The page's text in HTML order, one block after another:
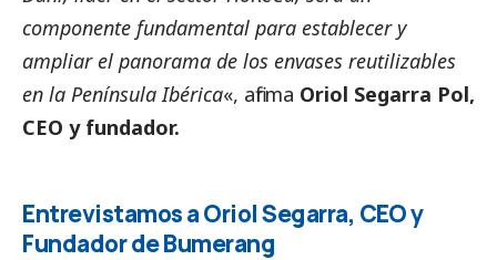
componente fundamental para establecer y
ampliar el panorama de los envases reutilizables
en la Península Ibérica«, afirma Oriol Segarra Pol,
CEO y fundador.
Entrevistamos a Oriol Segarra, CEO y
Fundador de Bumerang